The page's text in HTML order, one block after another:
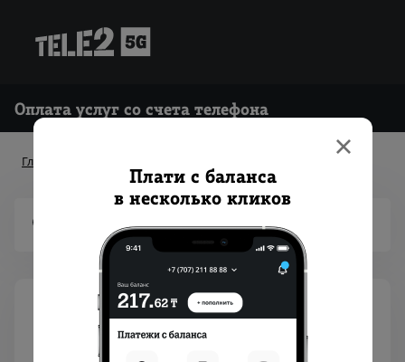
Оплата услуг со счета телефона
Плати с баланса
в несколько кликов
Главная
Satty Zhuldyz